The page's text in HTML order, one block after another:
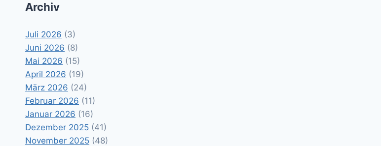
Archiv
Juli 2026 (3)
Juni 2026 (8)
Mai 2026 (15)
April 2026 (19)
März 2026 (24)
Februar 2026 (11)
Januar 2026 (16)
Dezember 2025 (41)
November 2025 (48)